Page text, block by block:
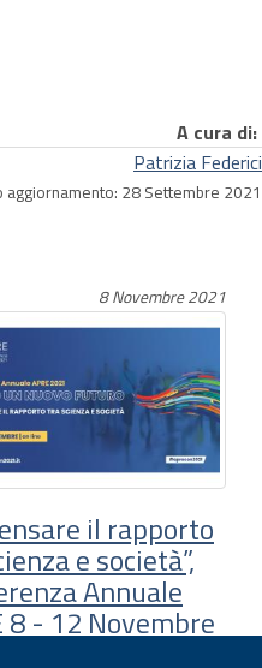
A cura di:
Patrizia Federici
aggiornamento: 28 Settembre 2021
8 Novembre 2021
il rapporto
e società”,
Annuale
8 - 12 Novembre